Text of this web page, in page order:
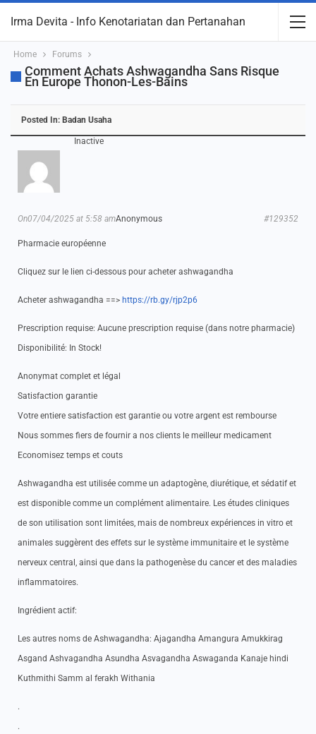
Irma Devita - Info Kenotariatan dan Pertanahan
Home Forums
Comment Achats Ashwagandha Sans Risque
En Europe Thonon-Les-Bains
Posted In: Badan Usaha
Inactive
Anonymous
On07/04/2025 at 5:58 am #129352
Pharmacie européenne
Cliquez sur le lien ci-dessous pour acheter ashwagandha
Acheter ashwagandha ==> https://rb.gy/rjp2p6
Prescription requise: Aucune prescription requise (dans notre pharmacie)
Disponibilité: In Stock!
Anonymat complet et légal
Satisfaction garantie
Votre entiere satisfaction est garantie ou votre argent est rembourse
Nous sommes fiers de fournir a nos clients le meilleur medicament
Economisez temps et couts
Ashwagandha est utilisée comme un adaptogène, diurétique, et sédatif et
est disponible comme un complément alimentaire. Les études cliniques
de son utilisation sont limitées, mais de nombreux expériences in vitro et
animales suggèrent des effets sur le système immunitaire et le système
nerveux central, ainsi que dans la pathogenèse du cancer et des maladies
inflammatoires.
Ingrédient actif:
Les autres noms de Ashwagandha: Ajagandha Amangura Amukkirag
Asgand Ashvagandha Asundha Asvagandha Aswaganda Kanaje hindi
Kuthmithi Samm al ferakh Withania
.
.